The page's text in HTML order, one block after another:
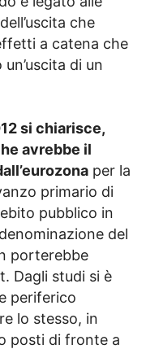
che
a catena che
di un
si chiarisce,
avrebbe il
per la
primario di
pubblico in
del
porterebbe
Dagli studi si è
periferico
lo stesso, in
posti di fronte a